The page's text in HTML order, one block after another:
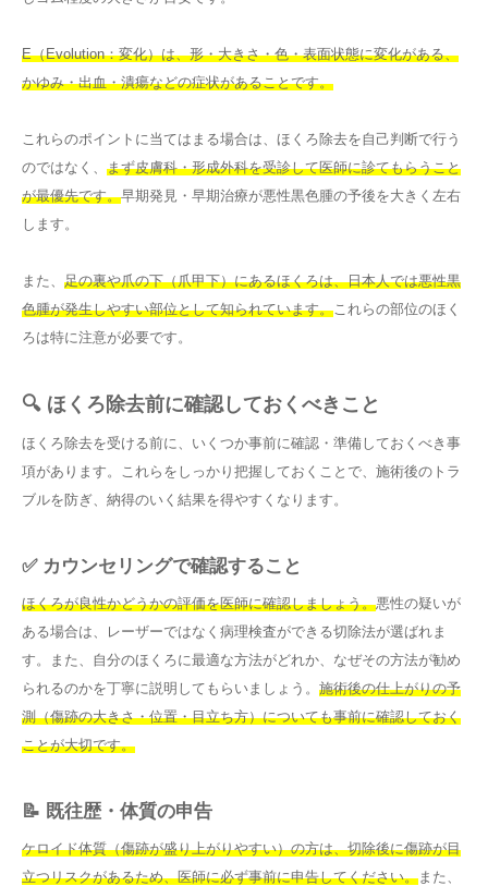
E（Evolution：変化）は、形・大きさ・色・表面状態に変化がある、
かゆみ・出血・潰瘍などの症状があることです。
これらのポイントに当てはまる場合は、ほくろ除去を自己判断で行う
のではなく、 まず皮膚科・形成外科を受診して医師に診てもらうこと
が最優先です。早期発見・早期治療が悪性黒色腫の予後を大きく左右
します。
また、 足の裏や爪の下（爪甲下）にあるほくろは、日本人では悪性黒
色腫が発生しやすい部位として知られています。 これらの部位のほく
ろは特に注意が必要です。
🔍 ほくろ除去前に確認しておくべきこと
ほくろ除去を受ける前に、いくつか事前に確認・準備しておくべき事
項があります。これらをしっかり把握しておくことで、施術後のトラ
ブルを防ぎ、納得のいく結果を得やすくなります。
✅ カウンセリングで確認すること
ほくろが良性かどうかの評価を医師に確認しましょう。悪性の疑いが
ある場合は、レーザーではなく病理検査ができる切除法が選ばれま
す。また、自分のほくろに最適な方法がどれか、なぜその方法が勧め
られるのかを丁寧に説明してもらいましょう。 施術後の仕上がりの予
測（傷跡の大きさ・位置・目立ち方）についても事前に確認しておく
ことが大切です。
📝 既往歴・体質の申告
ケロイド体質（傷跡が盛り上がりやすい）の方は、切除後に傷跡が目
立つリスクがあるため、医師に必ず事前に申告してください。 また、